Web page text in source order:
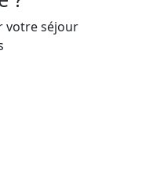
votre séjour